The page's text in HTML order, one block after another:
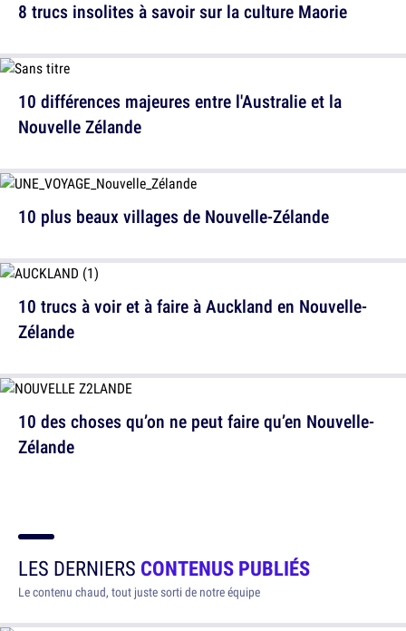
8 trucs insolites à savoir sur la culture Maorie
10 plus beaux villages de Nouvelle-Zélande
10 des choses qu’on ne peut faire qu’en Nouvelle-
Zélande
10 différences majeures entre l'Australie et la
Nouvelle Zélande
10 trucs à voir et à faire à Auckland en Nouvelle-
Zélande
LES DERNIERS CONTENUS PUBLIÉS
Le contenu chaud, tout juste sorti de notre équipe